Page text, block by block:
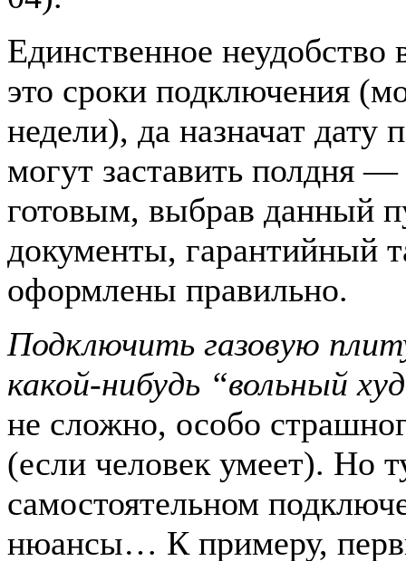
Единственное
это сроки подключения
недели), да назначат дату
могут заставить полдня
готовым, выбрав данный
документы, гарантийный
оформлены правильно.
Подключить газовую
какой-нибудь “вольный
не сложно, особо
(если человек умеет). Но
самостоятельном
нюансы… К примеру,